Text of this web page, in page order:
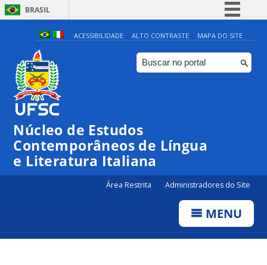
BRASIL
Simplifique!
Comunica BR
Participe
ACESSIBILIDADE ALTO CONTRASTE MAPA DO SITE
Núcleo de Estudos
Contemporâneos de Língua
e Literatura Italiana
Área Restrita Administradores do Site
MENU